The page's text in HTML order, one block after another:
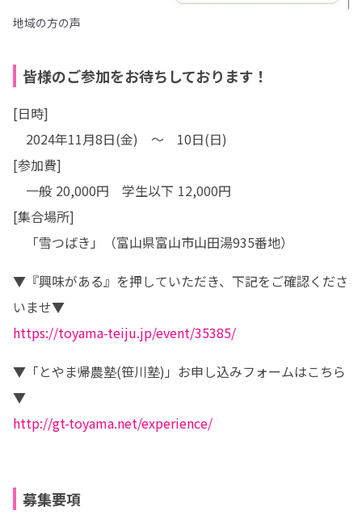
地域の方の声
皆様のご参加をお待ちしております！
[日時]
2024年11月8日(金)　～　10日(日)
[参加費]
一般 20,000円　学生以下 12,000円
[集合場所]
「雪つばき」（富山県富山市山田湯935番地）
▼『興味がある』を押していただき、下記をご確認くださ
https://toyama-teiju.jp/event/35385/
▼「とやま帰農塾(笹川塾)」お申し込みフォームはこちら
http://gt-toyama.net/experience/
募集要項